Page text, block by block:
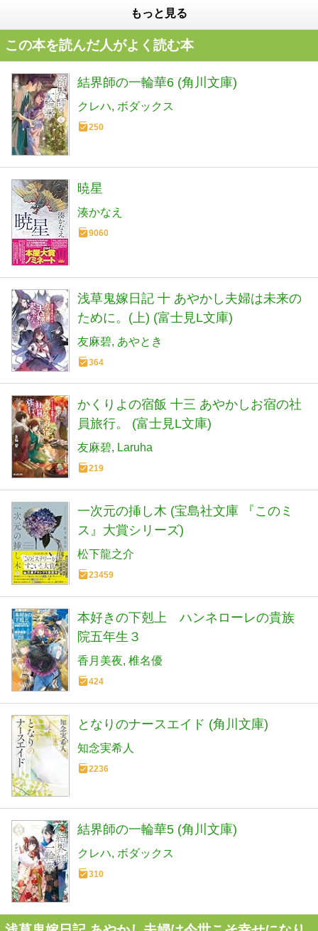
もっと見る
この本を読んだ人がよく読む本
結界師の一輪華6 (角川文庫)
クレハ ボダックス
250
暁星
湊かなえ
9060
浅草鬼嫁日記 十 あやかし夫婦は未来の
ために。(上) (富士見L文庫)
友麻碧 あやとき
364
かくりよの宿飯 十三 あやかしお宿の社
員旅行。 (富士見L文庫)
友麻碧 Laruha
219
一次元の挿し木 (宝島社文庫 『このミ
ス』大賞シリーズ)
松下龍之介
23459
本好きの下剋上 ハンネローレの貴族
院五年生３
香月美夜 椎名優
424
となりのナースエイド (角川文庫)
知念実希人
2236
結界師の一輪華5 (角川文庫)
クレハ ボダックス
310